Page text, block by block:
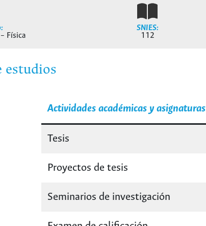
Física
SNIES:
112
estudios
Actividades académicas y asignaturas
Tesis
Proyectos de tesis
Seminarios de investigación